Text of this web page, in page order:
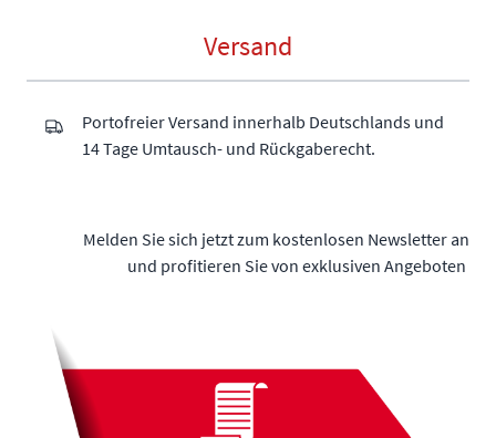
Versand
Portofreier Versand innerhalb Deutschlands und
14 Tage Umtausch- und Rückgaberecht.
Melden Sie sich jetzt zum kostenlosen Newsletter an
und profitieren Sie von exklusiven Angeboten